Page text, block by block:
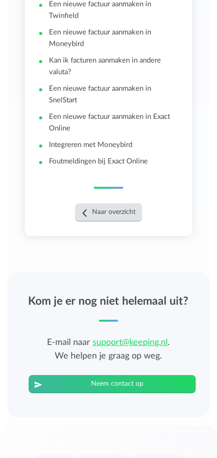
Een nieuwe factuur aanmaken in
Twinfield
Een nieuwe factuur aanmaken in
Moneybird
Kan ik facturen aanmaken in andere
valuta?
Een nieuwe factuur aanmaken in
SnelStart
Een nieuwe factuur aanmaken in Exact
Online
Integreren met Moneybird
Foutmeldingen bij Exact Online
Naar overzicht
Kom je er nog niet helemaal uit?
E-mail naarsupport@keeping.nl .
We helpen je graag op weg.
Neem contact op